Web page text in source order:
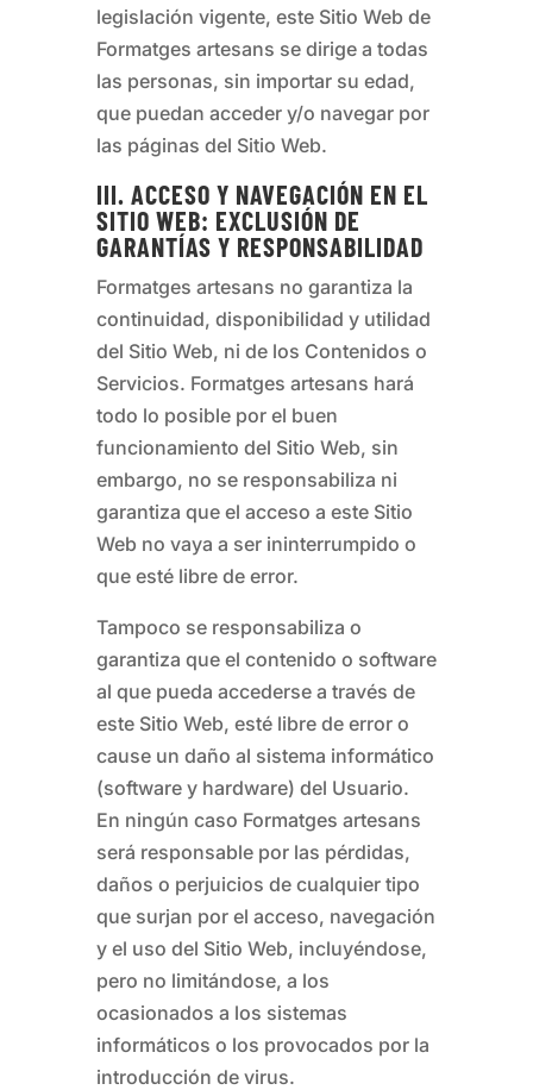
legislación vigente, este Sitio Web de
Formatges artesans se dirige a todas
las personas, sin importar su edad,
que puedan acceder y/o navegar por
las páginas del Sitio Web.
III. ACCESO Y NAVEGACIÓN EN EL
SITIO WEB: EXCLUSIÓN DE
GARANTÍAS Y RESPONSABILIDAD
Formatges artesans no garantiza la
continuidad, disponibilidad y utilidad
del Sitio Web, ni de los Contenidos o
Servicios. Formatges artesans hará
todo lo posible por el buen
funcionamiento del Sitio Web, sin
embargo, no se responsabiliza ni
garantiza que el acceso a este Sitio
Web no vaya a ser ininterrumpido o
que esté libre de error.
Tampoco se responsabiliza o
garantiza que el contenido o software
al que pueda accederse a través de
este Sitio Web, esté libre de error o
cause un daño al sistema informático
(software y hardware) del Usuario.
En ningún caso Formatges artesans
será responsable por las pérdidas,
daños o perjuicios de cualquier tipo
que surjan por el acceso, navegación
y el uso del Sitio Web, incluyéndose,
pero no limitándose, a los
ocasionados a los sistemas
informáticos o los provocados por la
introducción de virus.